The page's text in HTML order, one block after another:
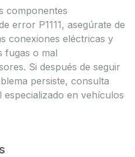
componentes
error P1111, asegúrate de
conexiones eléctricas y
fugas o mal
Si después de seguir
persiste, consulta
en vehículos